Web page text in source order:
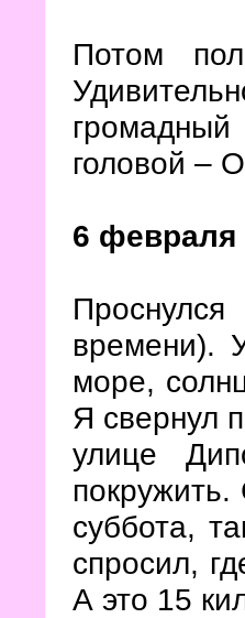
Потом
головой –
6 февраля
времени).
море,
Я свернул
улице
суббота,
спросил,
А это 15